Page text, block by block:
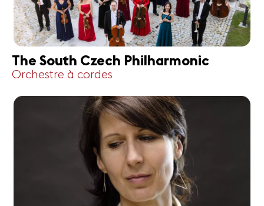
The South Czech Philharmonic
Orchestre à cordes